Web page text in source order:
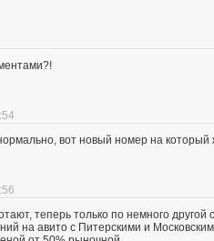
вот новый номер на
теперь только по немного другой
на авито с Питерскими и